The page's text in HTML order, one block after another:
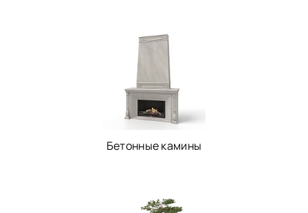
Бетонные камины